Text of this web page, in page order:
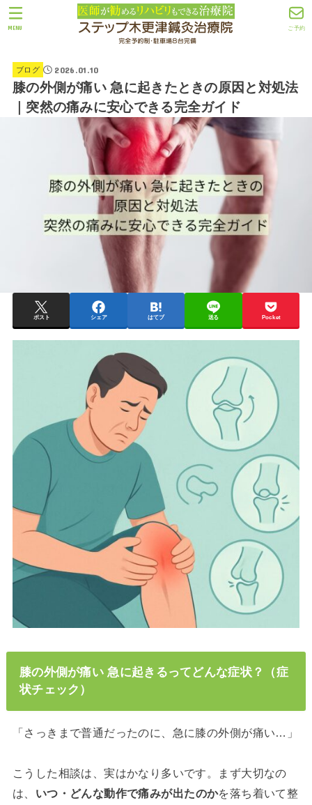
ご予約
MENU
ブログ 2026.01.10
膝の外側が痛い 急に起きたときの原因と対処法
｜突然の痛みに安心できる完全ガイド
ポスト シェア はてブ 送る Pocket
膝の外側が痛い 急に起きるってどんな症状？（症
状チェック）
「さっきまで普通だったのに、急に膝の外側が痛い…」
こうした相談は、実はかなり多いです。まず大切なの
は、 いつ・どんな動作で痛みが出たのかを落ち着いて整